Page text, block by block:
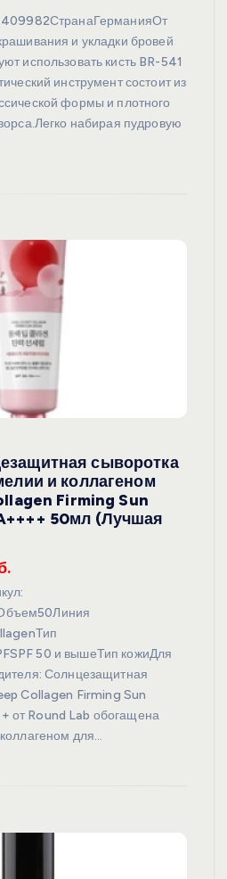
409982СтранаГерманияОт
и укладки бровей
использовать кисть BR-541
инструмент состоит из
формы и плотного
набирая пудровую
сыворотка
и коллагеном
Firming Sun
50мл (Лучшая
50 и вышеТип кожиДля
Солнцезащитная
Collagen Firming Sun
от Round Lab обогащена
для…